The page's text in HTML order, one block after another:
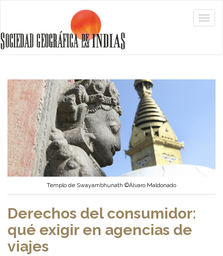
Templo de Swayambhunath ©Álvaro Maldonado
Derechos del consumidor:
qué exigir en agencias de
viajes